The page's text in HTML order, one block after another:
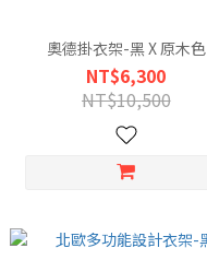
奧德掛衣架-黑 X 原木色
NT$6,300
NT$10,500